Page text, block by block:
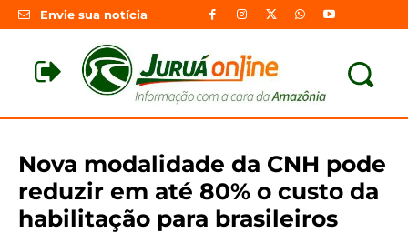
Envie sua notícia
Nova modalidade da CNH pode
reduzir em até 80% o custo da
habilitação para brasileiros